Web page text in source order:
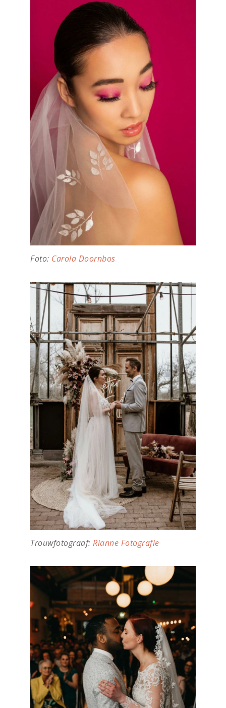
Foto: Carola Doornbos
Trouwfotograaf: Rianne Fotografie